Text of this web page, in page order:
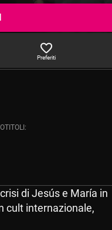
Preferiti
di Jesús e María in
cult internazionale,